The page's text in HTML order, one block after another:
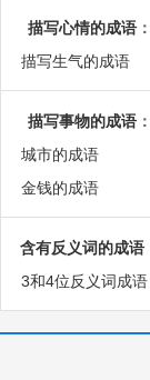
描写心情的成语 ：
描写生气的成语
描写事物的成语 ：
城市的成语
金钱的成语
含有反义词的成语
3和4位反义词成语